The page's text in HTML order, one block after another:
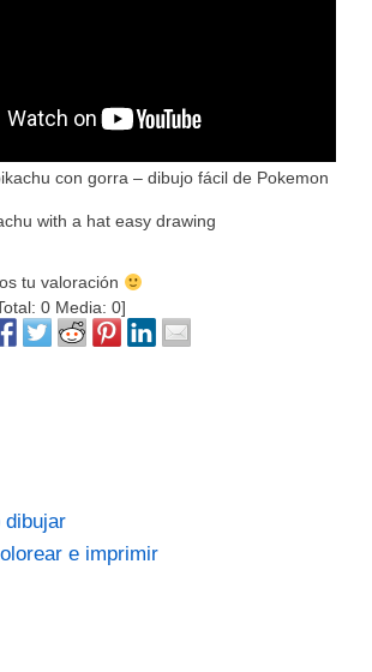
con gorra – dibujo fácil de Pokemon
with a hat easy drawing
tu valoración
0 Media: 0]
dibujar
e imprimir